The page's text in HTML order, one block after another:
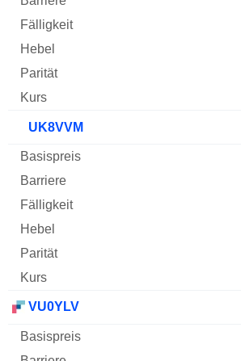
UK8VVM
VU0YLV